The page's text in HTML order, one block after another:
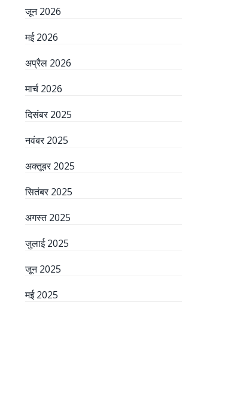
जून 2026
मई 2026
अप्रैल 2026
मार्च 2026
दिसंबर 2025
नवंबर 2025
अक्तूबर 2025
सितंबर 2025
अगस्त 2025
जुलाई 2025
जून 2025
मई 2025